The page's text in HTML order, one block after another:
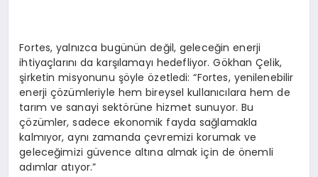
Fortes, yalnızca bugünün değil, geleceğin enerji
ihtiyaçlarını da karşılamayı hedefliyor. Gökhan Çelik,
şirketin misyonunu şöyle özetledi: “Fortes, yenilenebilir
enerji çözümleriyle hem bireysel kullanıcılara hem de
tarım ve sanayi sektörüne hizmet sunuyor. Bu
çözümler, sadece ekonomik fayda sağlamakla
kalmıyor, aynı zamanda çevremizi korumak ve
geleceğimizi güvence altına almak için de önemli
adımlar atıyor.”